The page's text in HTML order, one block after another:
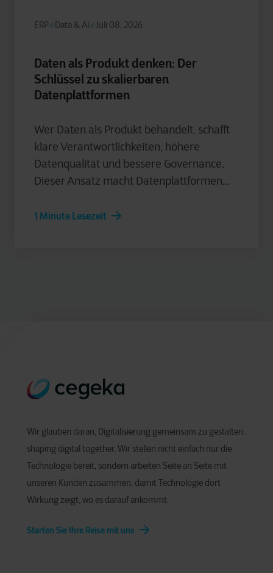
ERP Data & AI Juli 08, 2026
Daten als Produkt denken: Der
Schlüssel zu skalierbaren
Datenplattformen
Wer Daten als Produkt behandelt, schafft
klare Verantwortlichkeiten, höhere
Datenqualität und bessere Governance.
Dieser Ansatz macht Datenplattformen...
1 Minute Lesezeit
Wir glauben daran, Digitalisierung gemeinsam zu gestalten:
shaping digital together. Wir stellen nicht einfach nur die
Technologie bereit, sondern arbeiten Seite an Seite mit
unseren Kunden zusammen, damit Technologie dort
Wirkung zeigt, wo es darauf ankommt.
Starten Sie Ihre Reise mit uns